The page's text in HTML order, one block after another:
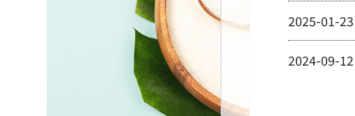
2025-01-23
2024-09-12